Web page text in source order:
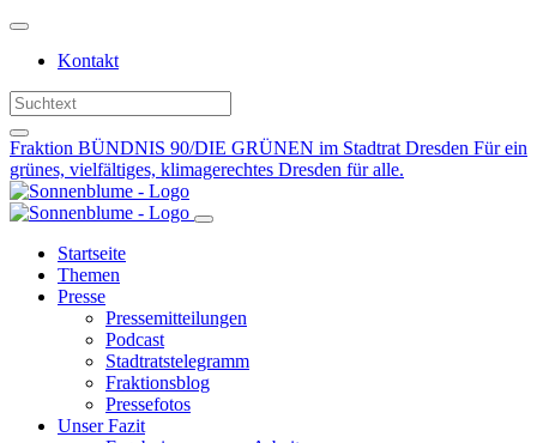
Weiter
Inhalt
Kontakt
Fraktion BÜNDNIS 90/DIE GRÜNEN im Stadtrat Dresden Für ein
grünes, vielfältiges, klimagerechtes Dresden für alle.
Startseite
Themen
Presse
Pressemitteilungen
Podcast
Stadtratstelegramm
Fraktionsblog
Pressefotos
Unser Fazit